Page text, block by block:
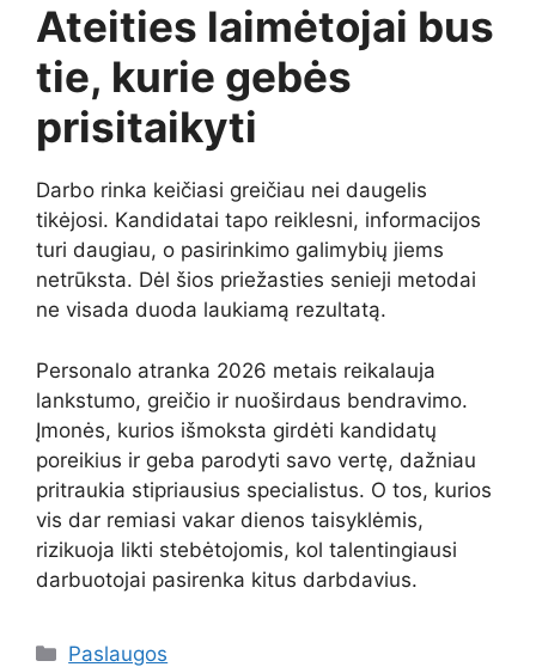
Ateities laimėtojai bus
tie, kurie gebės
prisitaikyti
Darbo rinka keičiasi greičiau nei daugelis
tikėjosi. Kandidatai tapo reiklesni, informacijos
turi daugiau, o pasirinkimo galimybių jiems
netrūksta. Dėl šios priežasties senieji metodai
ne visada duoda laukiamą rezultatą.
Personalo atranka 2026 metais reikalauja
lankstumo, greičio ir nuoširdaus bendravimo.
Įmonės, kurios išmoksta girdėti kandidatų
poreikius ir geba parodyti savo vertę, dažniau
pritraukia stipriausius specialistus. O tos, kurios
vis dar remiasi vakar dienos taisyklėmis,
rizikuoja likti stebėtojomis, kol talentingiausi
darbuotojai pasirenka kitus darbdavius.
Kategorijos
Paslaugos